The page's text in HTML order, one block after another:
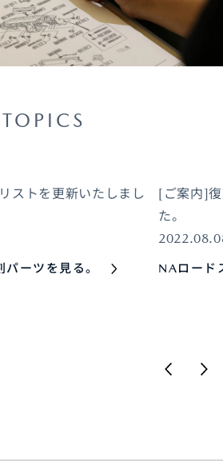
TOPICS
ストを更新いたしまし
ーツを見る。
[ご案内]
た。
NAロード